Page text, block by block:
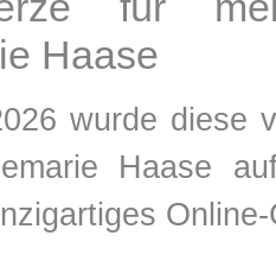
Haase
wurde diese
Haase